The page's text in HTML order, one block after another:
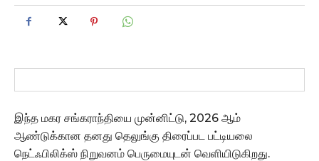
இந்த மகர சங்கராந்தியை முன்னிட்டு, 2026 ஆம்
ஆண்டுக்கான தனது தெலுங்கு திரைப்பட பட்டியலை
நெட்ஃபிலிக்ஸ் நிறுவனம் பெருமையுடன் வெளியிடுகிறது.